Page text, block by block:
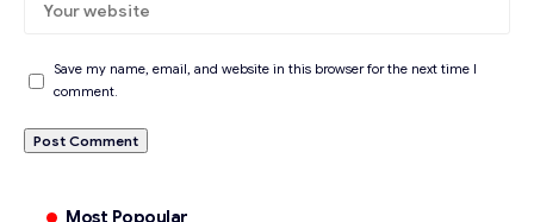
Save my name, email, and website in this browser for the next time I
comment.
Most Popoular